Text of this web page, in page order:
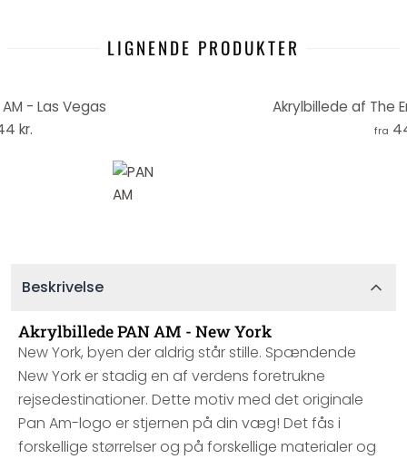
LIGNENDE PRODUKTER
- Las Vegas
kr.
Akrylbillede af The
fra
Beskrivelse
Akrylbillede PAN AM - New York
New York, byen der aldrig står stille. Spændende
New York er stadig en af verdens foretrukne
rejsedestinationer. Dette motiv med det originale
Pan Am-logo er stjernen på din væg! Det fås i
forskellige størrelser og på forskellige materialer og